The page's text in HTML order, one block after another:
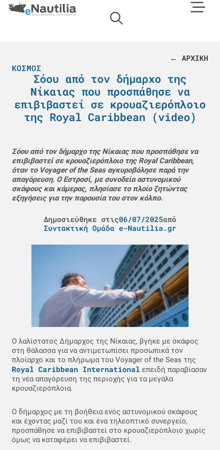
← ΑΡΧΙΚΗ
ΚΌΣΜΟΣ
Σόου από τον δήμαρχο της
Νίκαιας που προσπάθησε να
επιβιβαστεί σε κρουαζιερόπλοιο
της Royal Caribbean (video)
Σόου από τον δήμαρχο της Νίκαιας που προσπάθησε να
επιβιβαστεί σε κρουαζιερόπλοιο της Royal Caribbean,
όταν το Voyager of the Seas αγκυροβόλησε παρά την
απαγόρευση. Ο Εστροσί, με συνοδεία αστυνομικού
σκάφους και κάμερας, πλησίασε το πλοίο ζητώντας
εξηγήσεις για την παρουσία του στον κόλπο.
Δημοσιεύθηκε στις06/07/2025από
Συντακτική Ομάδα e-Nautilia.gr
Ο λαλίστατος Δήμαρχος της Νίκαιας, βγήκε με σκάφος
στη θάλασσα για να αντιμετωπίσει προσωπικά τον
πλοίαρχο και το πλήρωμα του Voyager of the Seas της
Royal Caribbean International επειδή παραβίασαν
τη νέα απαγόρευση της περιοχής για τα μεγάλα
κρουαζιερόπλοια.
Ο δήμαρχος με τη βοήθεια ενός αστυνομικού σκάφους
και έχοντας μαζί του και ένα τηλεοπτικό συνεργείο,
προσπάθησε να επιβιβαστεί στο κρουαζιερόπλοιο χωρίς
όμως να καταφέρει να επιβιβαστεί.